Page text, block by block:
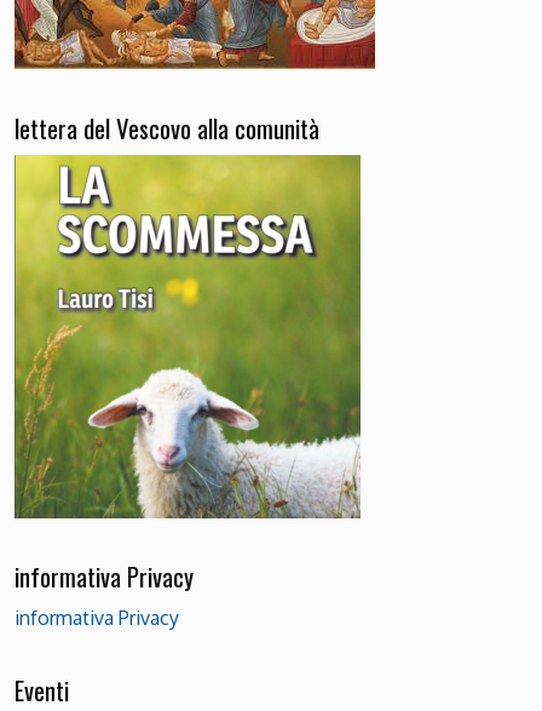
lettera del Vescovo alla comunità
informativa Privacy
informativa Privacy
Eventi